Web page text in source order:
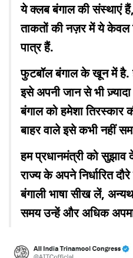
ये क्लब बंगाल की संस्थाएं
ताकतों की नज़र में ये केवल
पात्र हैं.
फुटबॉल बंगाल के खून में है.
इसे अपनी जान से भी
बंगाल को हमेशा
बाहर वाले इसे कभी नहीं
हम प्रधानमंत्री को
राज्य के अपने निर्धारित
बंगाली भाषा सीख लें,
समय उन्हें और अधिक